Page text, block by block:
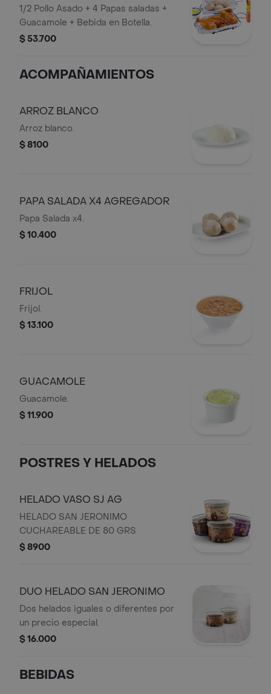
1/2 Pollo Asado + 4 Papas saladas +
Guacamole + Bebida en Botella.
$ 53.700
ACOMPAÑAMIENTOS
ARROZ BLANCO
Arroz blanco.
$ 8100
PAPA SALADA X4 AGREGADOR
Papa Salada x4.
$ 10.400
FRIJOL
Frijol.
$ 13.100
GUACAMOLE
Guacamole.
$ 11.900
POSTRES Y HELADOS
HELADO VASO SJ AG
HELADO SAN JERONIMO
CUCHAREABLE DE 80 GRS
$ 8900
DUO HELADO SAN JERONIMO
Dos helados iguales o diferentes por
un precio especial.
$ 16.000
BEBIDAS